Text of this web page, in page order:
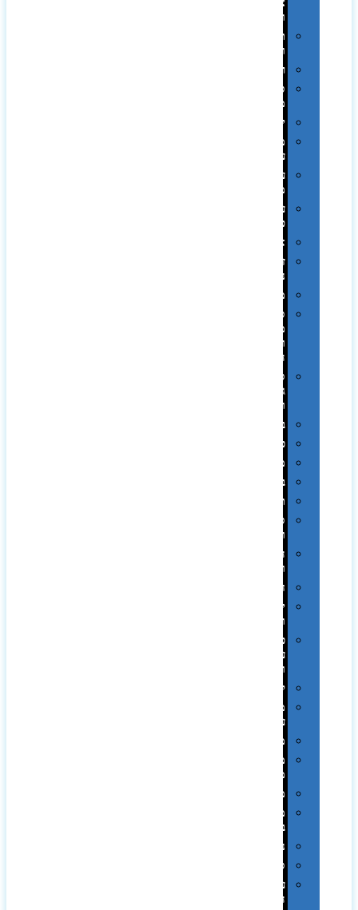
ומכתביות
תערוכות
וכנסים
רמקולים
סוכריות
ממותגות
יודאיקה
מארזי
עטים
עטי
מתכת
עטי
פלסטיק
אוזניות
זכרונות
ניידים
מפצלים
סביבת
מחשב
וציוד
היקפי
סוללות
גיבוי
ומטענים
ביגוד
כובעים
מגבות
בקבוקים
תרמי
ספלים
וכוסות
הוקרה
ואומנות
חגים
יין
ומארזים
כלי
עבודה
ופנסים
למטבח
מוצרי
עור
מחברות
מחזיקי
מפתחות
משחקים
מתנה
בפחית
נסיעות
ספורט
על
השולחן…